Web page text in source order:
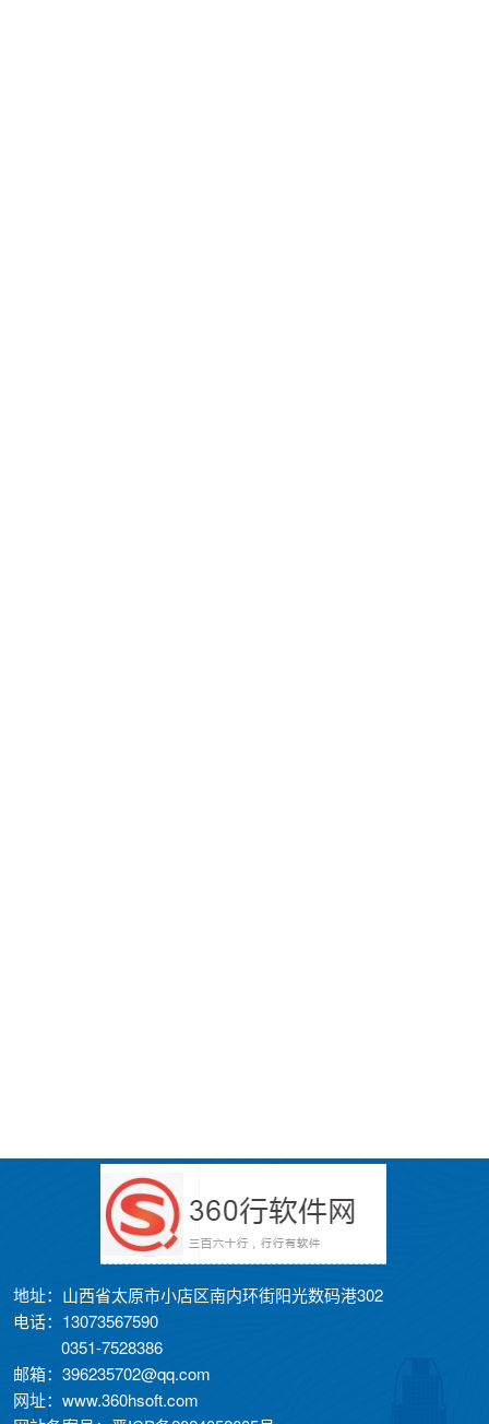
地址：山西省太原市小店区南内环街阳光数码港302
电话：13073567590
0351-7528386
邮箱：396235702@qq.com
网址：www.360hsoft.com